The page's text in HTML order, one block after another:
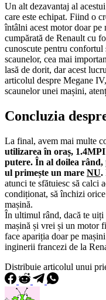
Un alt dezavantaj al
care este echipat. Fiind o
întâlni acest motor doar
cumpărată de Renault cu
cunoscute pentru confortul
scaunelor, cea mai
lasă de dorit, dar acest
articolul despre Megane
scaunelor unei mașini,
Concluzia
La final, avem mai multe
utilizarea în oraș,
putere. În al doilea
ul primește un mare NU.
atunci te sfătuiesc să calci
condiționat, să închizi
mașină.
În ultimul rând, dacă te
mașină și vrei și un motor
face apariția doar pe
inginerii francezi de la
Distribuie articolul unui